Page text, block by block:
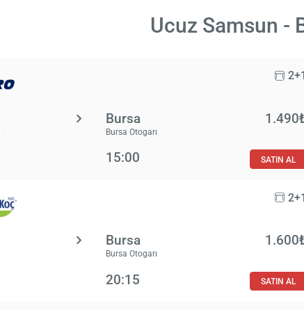
Ucuz Samsun -
2+1
Bursa
Bursa Otogarı
15:00 SATIN AL
2+1
Bursa
Bursa Otogarı
20:15 SATIN AL